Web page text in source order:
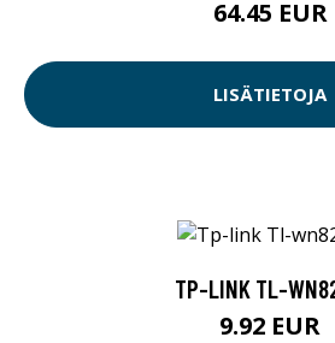
64.45 EUR
LISÄTIETOJA
TP-LINK TL-
9.92 EUR